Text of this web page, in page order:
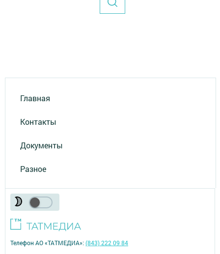
Главная
Контакты
Документы
Разное
Телефон АО «ТАТМЕДИА»:(843) 222 09 84